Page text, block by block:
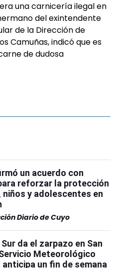
una carnicería ilegal en
del exintendente
de la Dirección de
Camuñas, indicó que es
de dudosa
un acuerdo con
reforzar la protección
niños y adolescentes en
Diario de Cuyo
da el zarpazo en San
Meteorológico
anticipa un fin de semana